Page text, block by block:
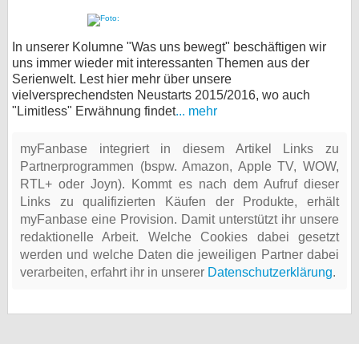
In unserer Kolumne "Was uns bewegt" beschäftigen wir
uns immer wieder mit interessanten Themen aus der
Serienwelt. Lest hier mehr über unsere
vielversprechendsten Neustarts 2015/2016, wo auch
"Limitless" Erwähnung findet... mehr
myFanbase integriert in diesem Artikel Links zu
Partnerprogrammen (bspw. Amazon, Apple TV, WOW,
RTL+ oder Joyn). Kommt es nach dem Aufruf dieser
Links zu qualifizierten Käufen der Produkte, erhält
myFanbase eine Provision. Damit unterstützt ihr unsere
redaktionelle Arbeit. Welche Cookies dabei gesetzt
werden und welche Daten die jeweiligen Partner dabei
verarbeiten, erfahrt ihr in unserer Datenschutzerklärung.